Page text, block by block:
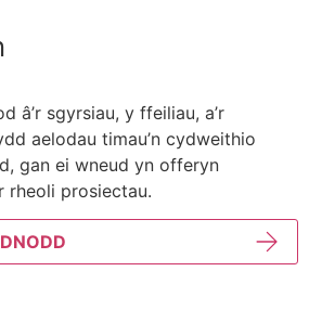
â’r sgyrsiau, y ffeiliau, a’r
aelodau timau’n cydweithio
gan ei wneud yn offeryn
prosiectau.